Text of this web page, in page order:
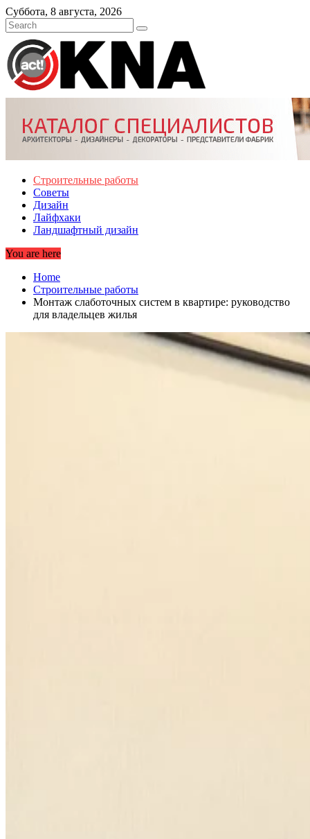
Skip
to
content
Суббота, 8 августа, 2026
Строительные работы
Советы
Дизайн
Лайфхаки
Ландшафтный дизайн
You are here
Home
Строительные работы
Монтаж слаботочных систем в квартире: руководство
для владельцев жилья